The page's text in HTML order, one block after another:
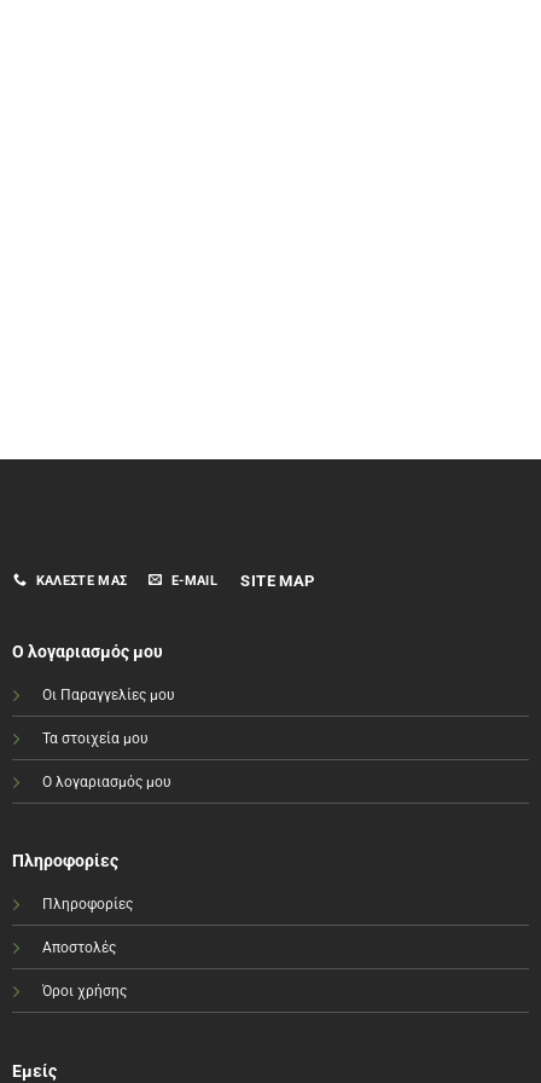
ΚΑΛΈΣΤΕ ΜΑΣ E-MAIL SITE MAP
Ο λογαριασμός μου
Οι Παραγγελίες μου
Τα στοιχεία μου
Ο λογαριασμός μου
Πληροφορίες
Πληροφορίες
Αποστολές
Όροι χρήσης
Εμείς